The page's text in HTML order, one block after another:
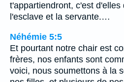
t'appartiendront, c'est
l'esclave et la servante.…
Néhémie 5:5
Et pourtant notre chair est
frères, nos enfants sont
voici, nous soumettons à la